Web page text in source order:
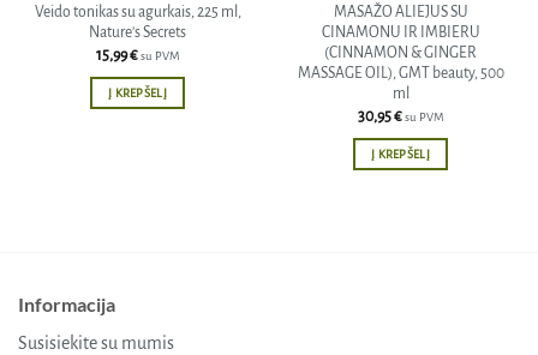
Veido tonikas su agurkais, 225 ml,
Nature’s Secrets
15,99€ su PVM
Į KREPŠELĮ
MASAŽO ALIEJUS SU
CINAMONU IR IMBIERU
(CINNAMON & GINGER
MASSAGE OIL), GMT beauty, 500
ml
30,95€ su PVM
Į KREPŠELĮ
Informacija
Susisiekite su mumis